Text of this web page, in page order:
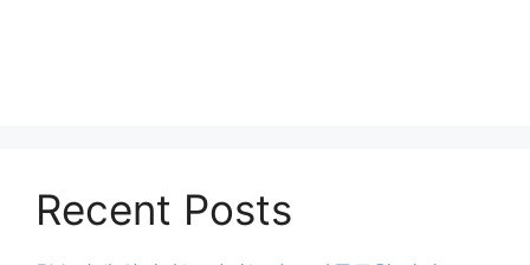
Recent Posts